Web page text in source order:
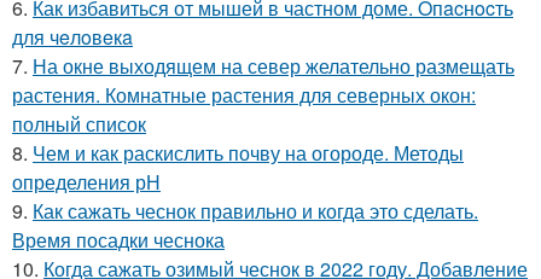
6. Как избавиться от мышей в частном доме. Oпacнocть
для чeлoвeкa
7. На окне выходящем на север желательно размещать
растения. Комнатные растения для северных окон:
полный список
8. Чем и как раскислить почву на огороде. Методы
определения рН
9. Как сажать чеснок правильно и когда это сделать.
Время посадки чеснока
10. Когда сажать озимый чеснок в 2022 году. Добавление